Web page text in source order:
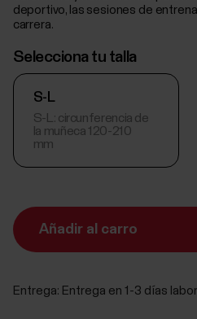
deportivo, las sesiones de
carrera.
Selecciona tu talla
S-L
S-L: circunferencia de
la muñeca 120-210
mm
Añadir al carro
Entrega: Entrega en 1-3 días